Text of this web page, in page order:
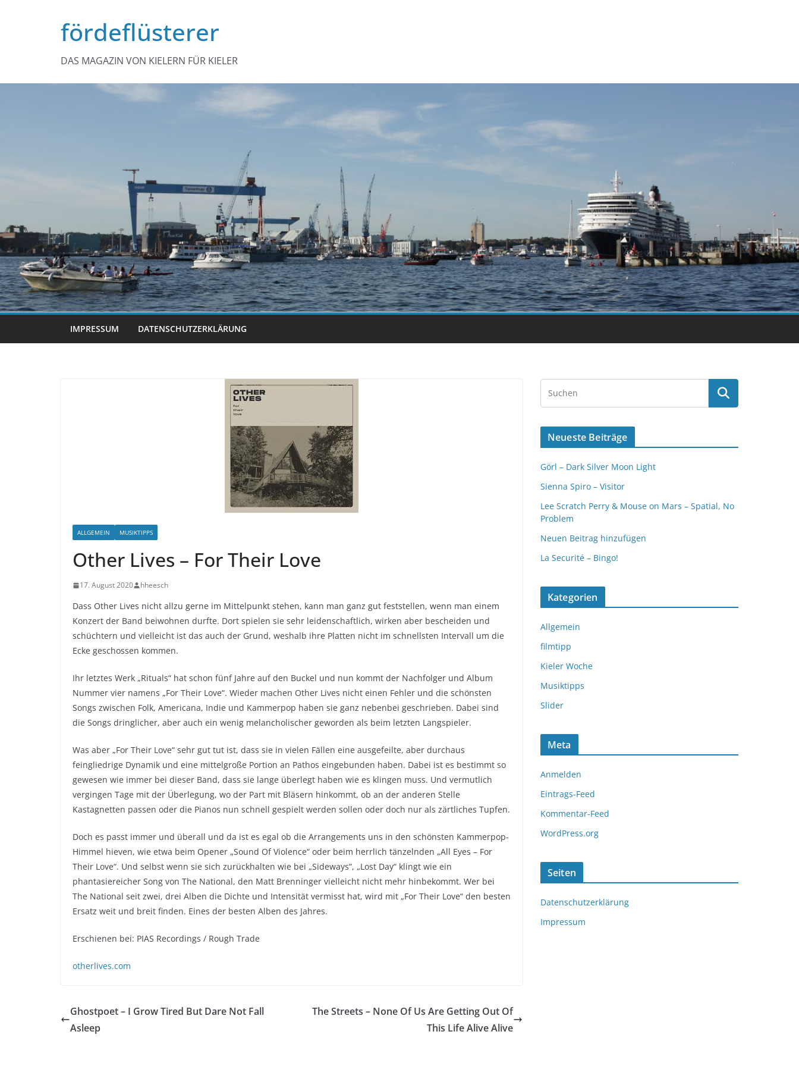
fördeflüsterer
DAS MAGAZIN VON KIELERN FÜR KIELER
IMPRESSUM DATENSCHUTZERKLÄRUNG
ALLGEMEIN MUSIKTIPPS
Other Lives – For Their Love
17. August 2020 hheesch
Dass Other Lives nicht allzu gerne im Mittelpunkt stehen, kann man ganz gut feststellen, wenn man einem
Konzert der Band beiwohnen durfte. Dort spielen sie sehr leidenschaftlich, wirken aber bescheiden und
schüchtern und vielleicht ist das auch der Grund, weshalb ihre Platten nicht im schnellsten Intervall um die
Ecke geschossen kommen.
Ihr letztes Werk „Rituals“ hat schon fünf Jahre auf den Buckel und nun kommt der Nachfolger und Album
Nummer vier namens „For Their Love“. Wieder machen Other Lives nicht einen Fehler und die schönsten
Songs zwischen Folk, Americana, Indie und Kammerpop haben sie ganz nebenbei geschrieben. Dabei sind
die Songs dringlicher, aber auch ein wenig melancholischer geworden als beim letzten Langspieler.
Was aber „For Their Love“ sehr gut tut ist, dass sie in vielen Fällen eine ausgefeilte, aber durchaus
feingliedrige Dynamik und eine mittelgroße Portion an Pathos eingebunden haben. Dabei ist es bestimmt so
gewesen wie immer bei dieser Band, dass sie lange überlegt haben wie es klingen muss. Und vermutlich
vergingen Tage mit der Überlegung, wo der Part mit Bläsern hinkommt, ob an der anderen Stelle
Kastagnetten passen oder die Pianos nun schnell gespielt werden sollen oder doch nur als zärtliches Tupfen.
Doch es passt immer und überall und da ist es egal ob die Arrangements uns in den schönsten Kammerpop-
Himmel hieven, wie etwa beim Opener „Sound Of Violence“ oder beim herrlich tänzelnden „All Eyes – For
Their Love“. Und selbst wenn sie sich zurückhalten wie bei „Sideways“, „Lost Day“ klingt wie ein
phantasiereicher Song von The National, den Matt Brenninger vielleicht nicht mehr hinbekommt. Wer bei
The National seit zwei, drei Alben die Dichte und Intensität vermisst hat, wird mit „For Their Love“ den besten
Ersatz weit und breit finden. Eines der besten Alben des Jahres.
Erschienen bei: PIAS Recordings / Rough Trade
otherlives.com
Ghostpoet – I Grow Tired But Dare Not Fall
Asleep
The Streets – None Of Us Are Getting Out Of
This Life Alive Alive
Neueste Beiträge
Görl – Dark Silver Moon Light
Sienna Spiro – Visitor
Lee Scratch Perry & Mouse on Mars – Spatial, No
Problem
Neuen Beitrag hinzufügen
La Securité – Bingo!
Kategorien
Allgemein
filmtipp
Kieler Woche
Musiktipps
Slider
Meta
Anmelden
Eintrags-Feed
Kommentar-Feed
WordPress.org
Seiten
Datenschutzerklärung
Impressum